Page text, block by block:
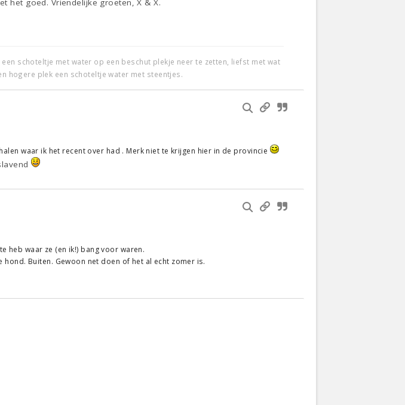
het goed. Vriendelijke groeten, X & X.
schoteltje met water op een beschut plekje neer te zetten, liefst met wat
hogere plek een schoteltje water met steentjes.
waar ik het recent over had . Merk niet te krijgen hier in de provincie
heb waar ze (en ik!) bang voor waren.
hond. Buiten. Gewoon net doen of het al echt zomer is.